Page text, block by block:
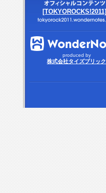
[TOKYOROCKS!2011]
produced by
株式会社タイズブリック